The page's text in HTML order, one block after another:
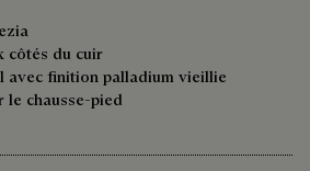
côtés du cuir
avec finition palladium vieillie
chausse-pied